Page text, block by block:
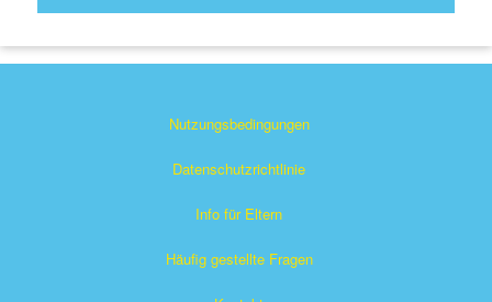
Nutzungsbedingungen
Datenschutzrichtlinie
Info für Eltern
Häufig gestellte Fragen